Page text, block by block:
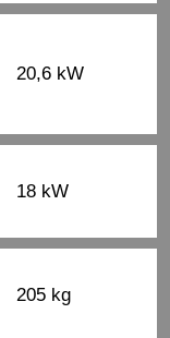
20,6 kW
18 kW
205 kg